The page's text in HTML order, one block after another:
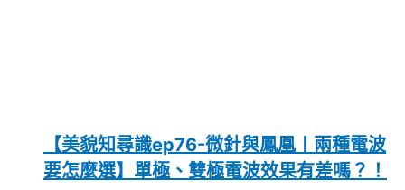
【美貌知尋識ep76-微針與鳳凰〡兩種電波
要怎麼選】單極、雙極電波效果有差嗎？！